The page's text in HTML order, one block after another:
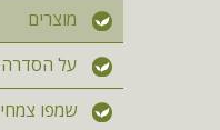
מוצרים
על הסדרה
שמפו